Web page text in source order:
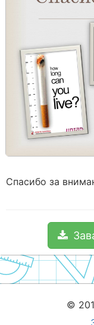
Спасибо за
©